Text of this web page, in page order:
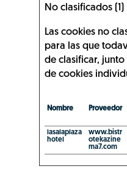
No clasificados (1)
Las cookies no
para las que
de clasificar,
de cookies
Nombre Proveedor
lasalaplaza
hotel
www.bistr
otekazine
ma7.com